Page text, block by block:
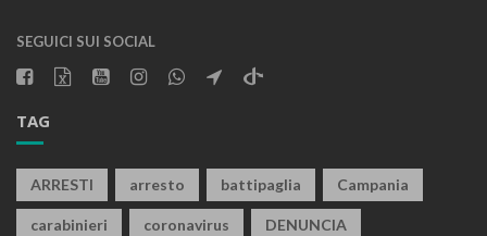
SEGUICI SUI SOCIAL
TAG
ARRESTI arresto battipaglia Campania
carabinieri coronavirus DENUNCIA